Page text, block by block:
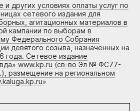
других условиях оплаты услуг по
сетевого издания для
агитационных материалов в
кампании по выборам в
Федерального Собрания
девятого созыва, назначенных на
года. Сетевое издание
www.kp.ru (св-во Эл № ФС77-
размещение на региональном
»